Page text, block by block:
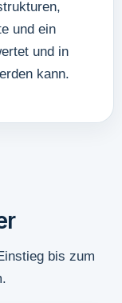
und ein
und in
kann.
bis zum